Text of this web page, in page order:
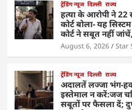
ट्रेंडिंग न्यूज दिल्ली राज्य
हत्या के आरोपी ने 22
कोर्ट बोला- यह
कोर्ट ने सबूत नहीं
August 6, 2026 Star
ट्रेंडिंग न्यूज दिल्ली राज्य
अदालतें लज्जा भंग-
इस्तेमाल न करें:जज
सबूतों पर फैसला दें;